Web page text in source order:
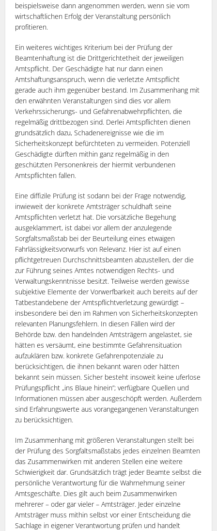
beispielsweise dann angenommen werden, wenn sie vom
wirtschaftlichen Erfolg der Veranstaltung persönlich
profitieren.
Ein weiteres wichtiges Kriterium bei der Prüfung der
Beamtenhaftung ist die Drittgerichtetheit der jeweiligen
Amtspflicht. Der Geschädigte hat nur dann einen
Amtshaftungsanspruch, wenn die verletzte Amtspflicht
gerade auch ihm gegenüber bestand. Im Zusammenhang mit
den erwähnten Veranstaltungen sind dies vor allem
Verkehrssicherungs- und Gefahrenabwehrpflichten, die
regelmäßig drittbezogen sind. Derlei Amtspflichten dienen
grundsätzlich dazu, Schadenereignisse wie die im
Sicherheitskonzept befürchteten zu vermeiden. Potenziell
Geschädigte dürften mithin ganz regelmäßig in den
geschützten Personenkreis der hiermit verbundenen
Amtspflichten fallen.
Eine diffizile Prüfung ist sodann bei der Frage notwendig,
inwieweit der konkrete Amtsträger schuldhaft seine
Amtspflichten verletzt hat. Die vorsätzliche Begehung
ausgeklammert, ist dabei vor allem der anzulegende
Sorgfaltsmaßstab bei der Beurteilung eines etwaigen
Fahrlässigkeitsvorwurfs von Relevanz. Hier ist auf einen
pflichtgetreuen Durchschnittsbeamten abzustellen, der die
zur Führung seines Amtes notwendigen Rechts- und
Verwaltungskenntnisse besitzt. Teilweise werden gewisse
subjektive Elemente der Vorwerfbarkeit auch bereits auf der
Tatbestandebene der Amtspflichtverletzung gewürdigt –
insbesondere bei den im Rahmen von Sicherheitskonzepten
relevanten Planungsfehlern. In diesen Fällen wird der
Behörde bzw. den handelnden Amtsträgern angelastet, sie
hätten es versäumt, eine bestimmte Gefahrensituation
aufzuklären bzw. konkrete Gefahrenpotenziale zu
berücksichtigen, die ihnen bekannt waren oder hätten
bekannt sein müssen. Sicher besteht insoweit keine uferlose
Prüfungspflicht „ins Blaue hinein”; verfügbare Quellen und
Informationen müssen aber ausgeschöpft werden. Außerdem
sind Erfahrungswerte aus vorangegangenen Veranstaltungen
zu berücksichtigen.
Im Zusammenhang mit größeren Veranstaltungen stellt bei
der Prüfung des Sorgfaltsmaßstabs jedes einzelnen Beamten
das Zusammenwirken mit anderen Stellen eine weitere
Schwierigkeit dar. Grundsätzlich trägt jeder Beamte selbst die
persönliche Verantwortung für die Wahrnehmung seiner
Amtsgeschäfte. Dies gilt auch beim Zusammenwirken
mehrerer – oder gar vieler – Amtsträger. Jeder einzelne
Amtsträger muss mithin selbst vor einer Entscheidung die
Sachlage in eigener Verantwortung prüfen und handelt